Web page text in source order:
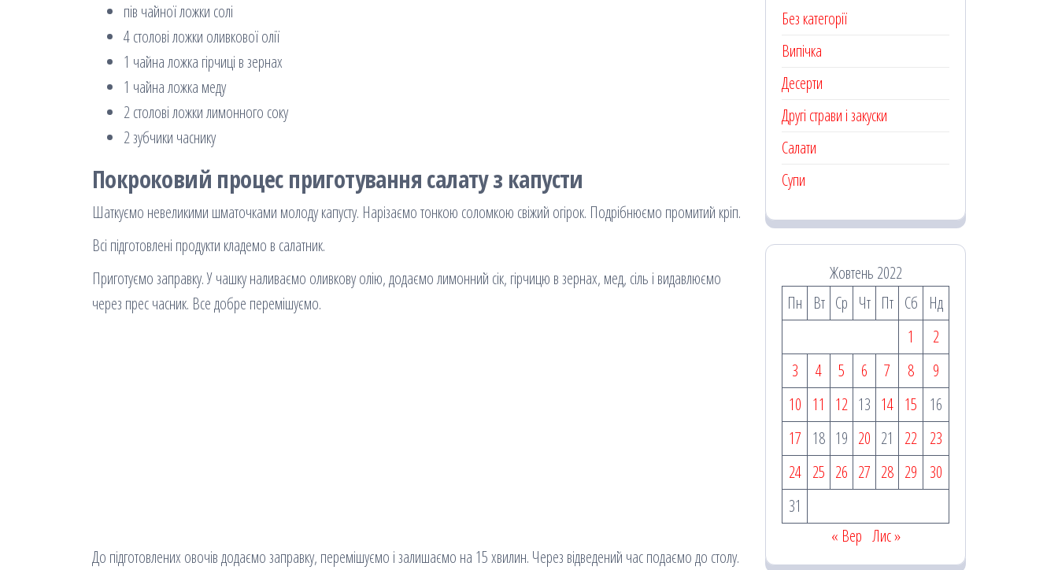
пів чайної ложки солі
4 столові ложки оливкової олії
1 чайна ложка гірчиці в зернах
1 чайна ложка меду
2 столові ложки лимонного соку
2 зубчики часнику
Покроковий процес приготування салату з капусти
Шаткуємо невеликими шматочками молоду капусту. Нарізаємо тонкою соломкою свіжий огірок. Подрібнюємо промитий кріп.
Всі підготовлені продукти кладемо в салатник.
Приготуємо заправку. У чашку наливаємо оливкову олію, додаємо лимонний сік, гірчицю в зернах, мед, сіль і видавлюємо
через прес часник. Все добре перемішуємо.
До підготовлених овочів додаємо заправку, перемішуємо і залишаємо на 15 хвилин. Через відведений час подаємо до столу.
Без категорії
Випічка
Десерти
Другі страви і закуски
Салати
Супи
Жовтень 2022
Пн
Вт Ср Чт Пт Сб
Нд
1
2
3
4 5 6 7 8
9
10 11 12 13 14 15
16
17 18 19 20 21 22
23
24 25 26 27 28 29
30
31
« Вер Лис »